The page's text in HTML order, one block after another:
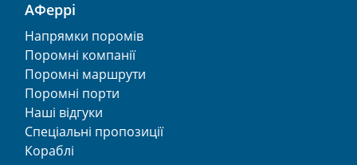
АФеррі
Напрямки поромів
Поромні компанії
Поромні маршрути
Поромні порти
Наші відгуки
Спеціальні пропозиції
Кораблі